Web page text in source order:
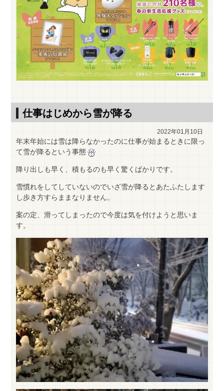
仕事はじめから雪が降る
2022年01月10日
年末年始には雪は降らなかったのに仕事が始まるときに限っ
て雪が降るという事態
降り出しも早く、積もるのも早く驚くばかりです。
雪慣れをしてしていないのでいざ雪が降るとあたふたします
し歩き方すらままなりません。
案の定、滑ってしまったので今度は気を付けようと思いま
す。